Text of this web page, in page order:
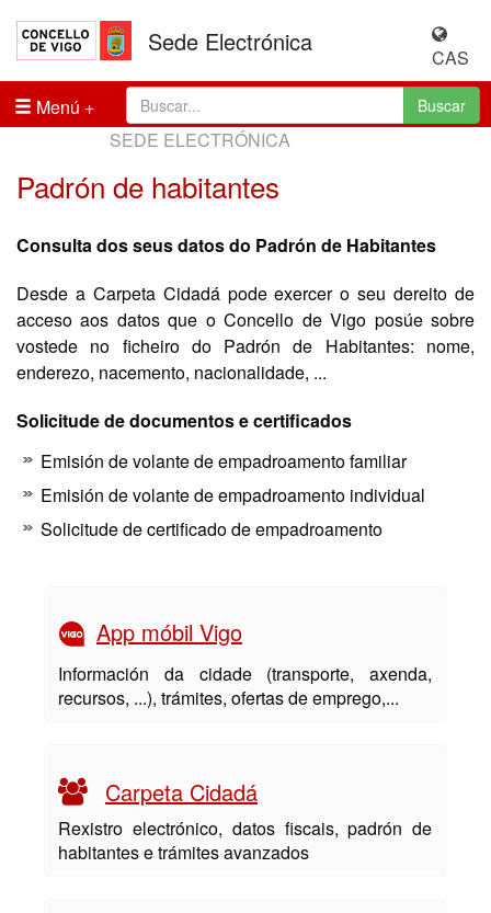
Sede Electrónica
CAS
Menú
Buscar
SEDE ELECTRÓNICA
Padrón de habitantes
Consulta dos seus datos do Padrón de Habitantes
Desde a Carpeta Cidadá pode exercer o seu dereito de
acceso aos datos que o Concello de Vigo posúe sobre
vostede no ficheiro do Padrón de Habitantes: nome,
enderezo, nacemento, nacionalidade, ...
Solicitude de documentos e certificados
Emisión de volante de empadroamento familiar
Emisión de volante de empadroamento individual
Solicitude de certificado de empadroamento
App móbil Vigo
Información da cidade (transporte, axenda,
recursos, ...), trámites, ofertas de emprego,...
Carpeta Cidadá
Rexistro electrónico, datos fiscais, padrón de
habitantes e trámites avanzados